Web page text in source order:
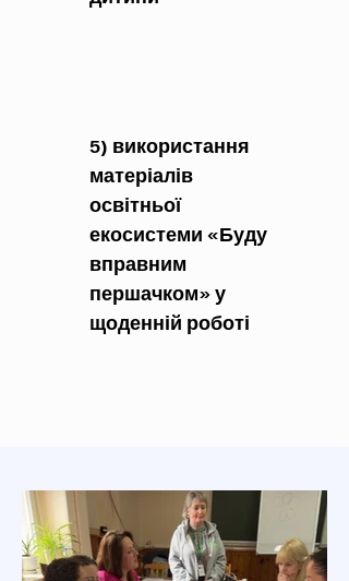
5) використання
матеріалів
освітньої
екосистеми «Буду
вправним
першачком» у
щоденній роботі